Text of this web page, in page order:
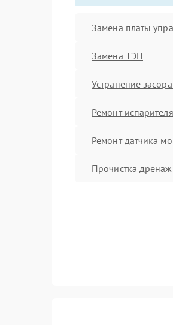
Замена платы
Замена ТЭН
Устранение
Ремонт испарителя
Ремонт датчика
Прочистка